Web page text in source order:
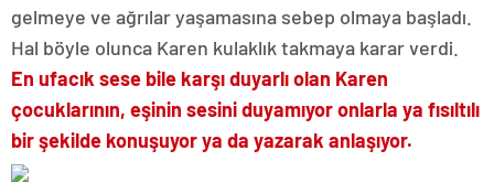
gelmeye ve ağrılar yaşamasına sebep olmaya başladı.
Hal böyle olunca Karen kulaklık takmaya karar verdi.
En ufacık sese bile karşı duyarlı olan Karen
çocuklarının, eşinin sesini duyamıyor onlarla ya fısıltılı
bir şekilde konuşuyor ya da yazarak anlaşıyor.